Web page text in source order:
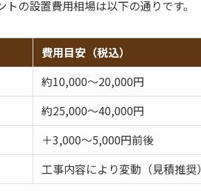
の設置費用相場は以下の通りです。
費用目安（税込）
約10,000〜20,000円
約25,000〜40,000円
＋3,000〜5,000円前後
工事内容により変動（見積推奨）